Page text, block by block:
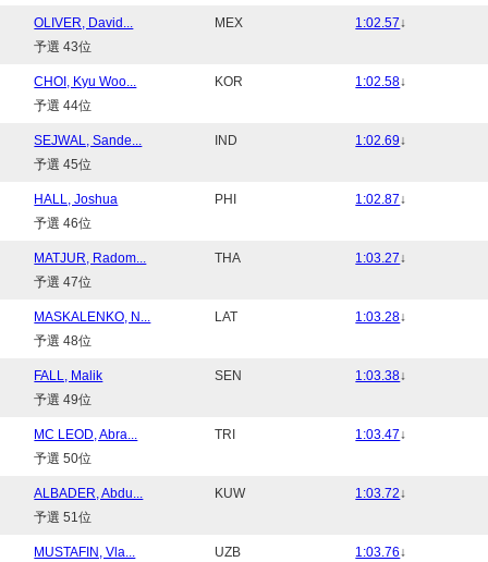
OLIVER, David...
予選 43位
MEX 1:02.57↓
CHOI, Kyu Woo...
予選 44位
KOR 1:02.58↓
SEJWAL, Sande...
予選 45位
IND 1:02.69↓
HALL, Joshua
予選 46位
PHI 1:02.87↓
MATJUR, Radom...
予選 47位
THA 1:03.27↓
MASKALENKO, N...
予選 48位
LAT 1:03.28↓
FALL, Malik
予選 49位
SEN 1:03.38↓
MC LEOD, Abra...
予選 50位
TRI 1:03.47↓
ALBADER, Abdu...
予選 51位
KUW 1:03.72↓
MUSTAFIN, Vla...
UZB 1:03.76↓